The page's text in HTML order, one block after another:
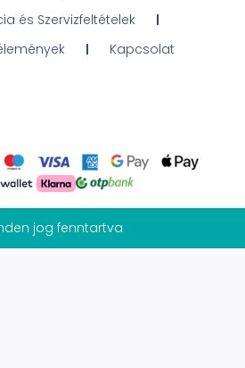
és Szervizfeltételek
Kapcsolat
jog fenntartva